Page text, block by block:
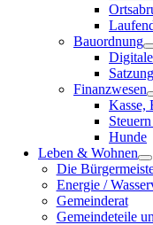
Bauordnung
Finanzwesen
Kasse,
Hunde
Leben & Wohnen
Die
Energie /
Gemeinderat
Gemeindeteile